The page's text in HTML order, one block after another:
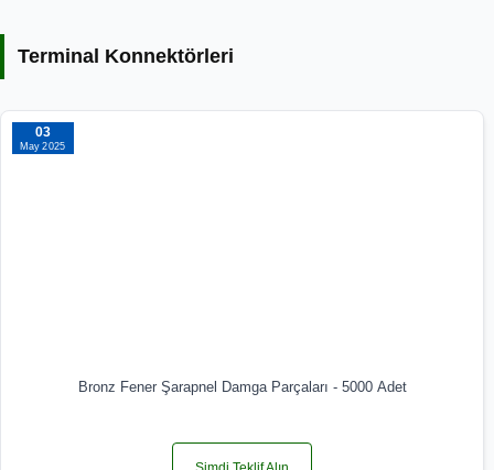
Terminal Konnektörleri
03
May 2025
Bronz Fener Şarapnel Damga Parçaları - 5000 Adet